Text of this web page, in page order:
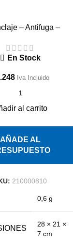
– Antifuga –
En Stock
Iva Incluido
al carrito
AÑADE AL
210000810
0,6 g
28 × 21 ×
7 cm